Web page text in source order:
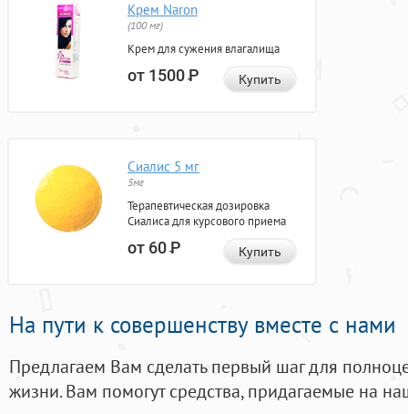
Крем Naron
(100 мг)
Крем для сужения влагалища
от 1500Р Купить
Сиалис 5 мг
5мг
Терапевтическая дозировка
Сиалиса для курсового приема
от 60Р Купить
На пути к совершенству вместе с нами
Предлагаем Вам сделать первый шаг для
жизни. Вам помогут средства, придагаемые на